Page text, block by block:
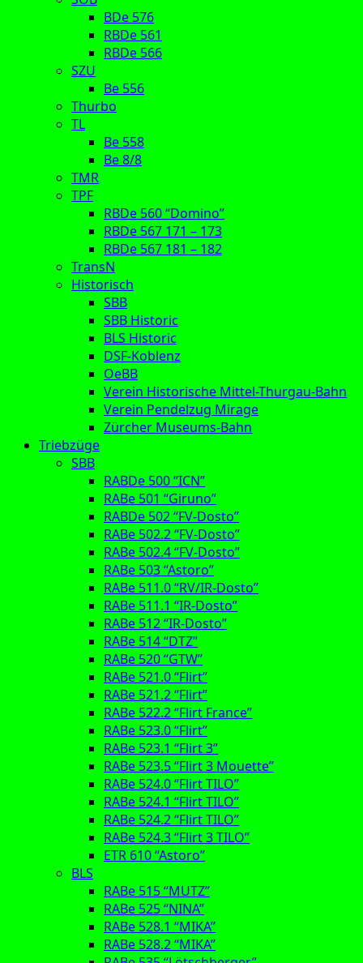
BDe 576
RBDe 561
RBDe 566
SZU
Be 556
Thurbo
TL
Be 558
Be 8/8
TMR
TPF
RBDe 560 “Domino”
RBDe 567 171 – 173
RBDe 567 181 – 182
TransN
Historisch
SBB
SBB Historic
BLS Historic
DSF-Koblenz
OeBB
Verein Historische Mittel-Thurgau-Bahn
Verein Pendelzug Mirage
Zürcher Museums-Bahn
Triebzüge
SBB
RABDe 500 “ICN”
RABe 501 “Giruno”
RABDe 502 “FV-Dosto”
RABe 502.2 “FV-Dosto”
RABe 502.4 “FV-Dosto”
RABe 503 “Astoro”
RABe 511.0 “RV/IR-Dosto”
RABe 511.1 “IR-Dosto”
RABe 512 “IR-Dosto”
RABe 514 “DTZ”
RABe 520 “GTW”
RABe 521.0 “Flirt”
RABe 521.2 “Flirt”
RABe 522.2 “Flirt France”
RABe 523.0 “Flirt”
RABe 523.1 “Flirt 3”
RABe 523.5 “Flirt 3 Mouette”
RABe 524.0 “Flirt TILO”
RABe 524.1 “Flirt TILO”
RABe 524.2 “Flirt TILO”
RABe 524.3 “Flirt 3 TILO”
ETR 610 “Astoro”
BLS
RABe 515 “MUTZ”
RABe 525 “NINA”
RABe 528.1 “MIKA”
RABe 528.2 “MIKA”